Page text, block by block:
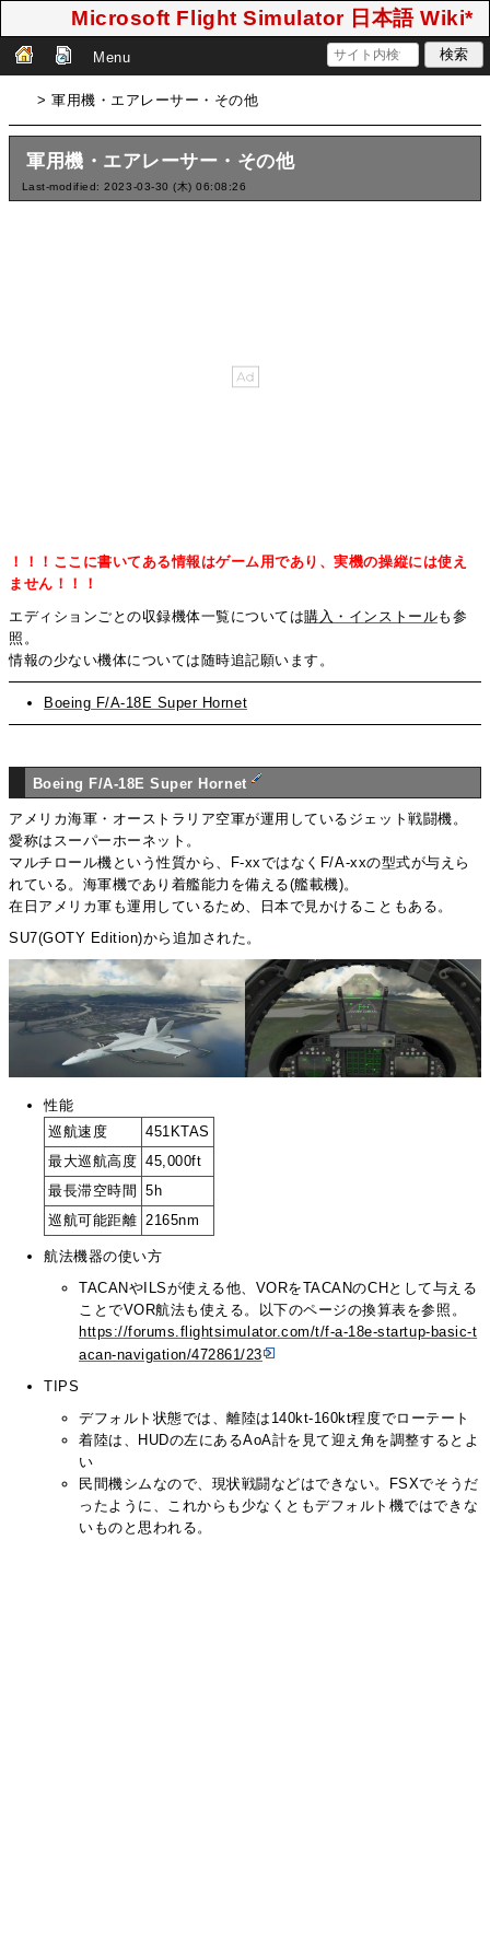
Microsoft Flight Simulator 日本語 Wiki*
Menu
> 軍用機・エアレーサー・その他
軍用機・エアレーサー・その他
Last-modified: 2023-03-30 (木) 06:08:26
！！！ここに書いてある情報はゲーム用であり、実機の操縦には使え
ません！！！
エディションごとの収録機体一覧については購入・インストールも参
照。
情報の少ない機体については随時追記願います。
Boeing F/A-18E Super Hornet
Boeing F/A-18E Super Hornet
アメリカ海軍・オーストラリア空軍が運用しているジェット戦闘機。
愛称はスーパーホーネット。
マルチロール機という性質から、F-xxではなくF/A-xxの型式が与えら
れている。海軍機であり着艦能力を備える(艦載機)。
在日アメリカ軍も運用しているため、日本で見かけることもある。
SU7(GOTY Edition)から追加された。
性能
巡航速度
451KTAS
最大巡航高度 45,000ft
最長滞空時間 5h
巡航可能距離 2165nm
航法機器の使い方
TACANやILSが使える他、VORをTACANのCHとして与える
ことでVOR航法も使える。以下のページの換算表を参照。
https://forums.flightsimulator.com/t/f-a-18e-startup-basic-t
acan-navigation/472861/23
TIPS
デフォルト状態では、離陸は140kt-160kt程度でローテート
着陸は、HUDの左にあるAoA計を見て迎え角を調整するとよ
い
民間機シムなので、現状戦闘などはできない。FSXでそうだ
ったように、これからも少なくともデフォルト機ではできな
いものと思われる。